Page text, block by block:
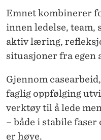
Emnet kombinerer
innen ledelse, team,
aktiv læring,
situasjoner fra egen
Gjennom
faglig oppfølging
verktøy til å lede
– både i stabile
er høye.